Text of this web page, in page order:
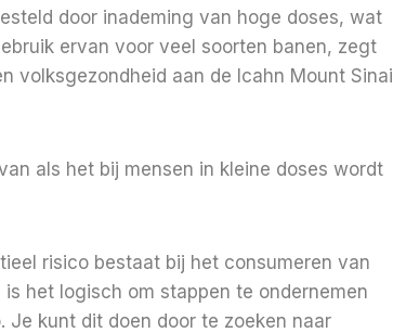
door inademing van hoge doses, wat
ervan voor veel soorten banen, zegt
volksgezondheid aan de Icahn Mount Sinai
als het bij mensen in kleine doses wordt
risico bestaat bij het consumeren van
het logisch om stappen te ondernemen
kunt dit doen door te zoeken naar